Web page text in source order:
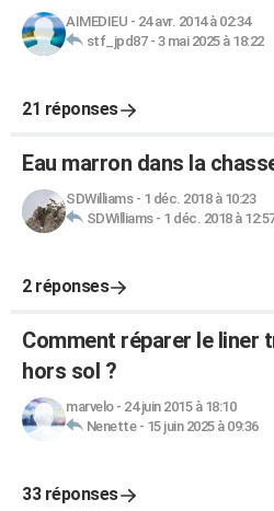
AIMEDIEU - 24 avr. 2014 à 02:34
stf_jpd87- 3 mai 2025 à 18:22
21 réponses
Eau marron dans la
SDWilliams- 1 déc. 2018 à 10:23
SDWilliams- 1 déc. 2018 à
2 réponses
Comment réparer le liner
hors sol ?
marvelo- 24 juin 2015 à 18:10
Nenette- 15 juin 2025 à 09:36
33 réponses